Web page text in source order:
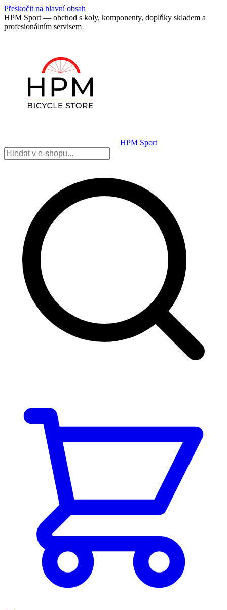
Přeskočit na hlavní obsah
HPM Sport — obchod s koly, komponenty, doplňky skladem a
profesionálním servisem
HPM Sport